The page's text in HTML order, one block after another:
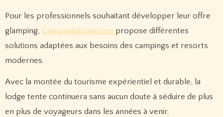
Pour les professionnels souhaitant développer leur offre
glamping, Campsolutions.com propose différentes
solutions adaptées aux besoins des campings et resorts
modernes.
Avec la montée du tourisme expérientiel et durable, la
lodge tente continuera sans aucun doute à séduire de plus
en plus de voyageurs dans les années à venir.